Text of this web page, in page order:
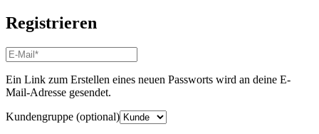
Registrieren
E-
Mail-
Adresse*
Erforderlich
Ein Link zum Erstellen eines neuen Passworts wird an deine E-
Mail-Adresse gesendet.
Kundengruppe (optional)